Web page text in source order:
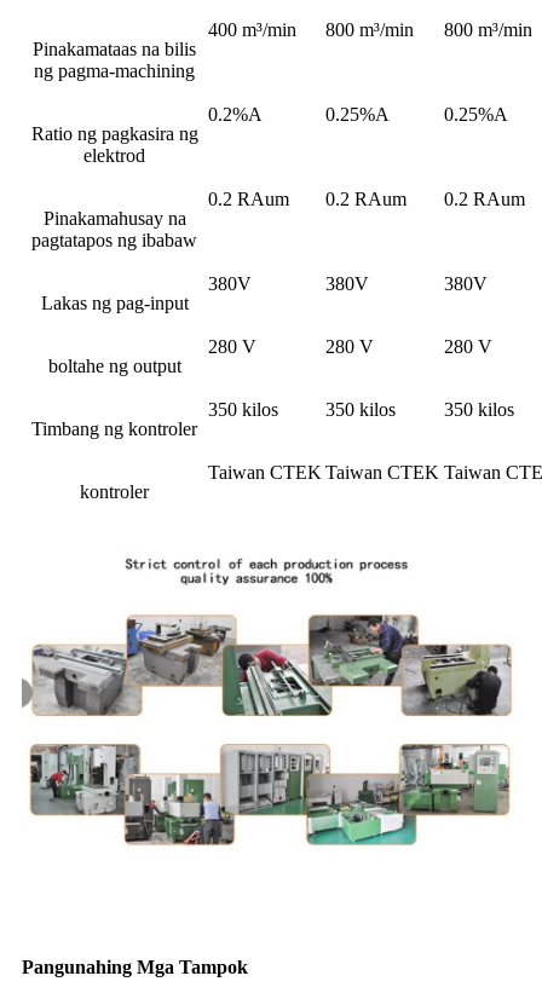
Pinakamataas na bilis
ng pagma-machining
400 m³/min 800 m³/min 800 m³/min
Ratio ng pagkasira ng
elektrod
0.2%A 0.25%A 0.25%A
Pinakamahusay na
pagtatapos ng ibabaw
0.2 RAum 0.2 RAum 0.2 RAum
Lakas ng pag-input
380V 380V 380V
boltahe ng output
280 V 280 V 280 V
Timbang ng kontroler
350 kilos 350 kilos 350 kilos
kontroler
Taiwan CTEK Taiwan CTEK Taiwan
Pangunahing Mga Tampok